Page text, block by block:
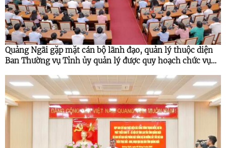
Quảng Ngãi gặp mặt cán bộ lãnh đạo, quản lý thuộc diện
Ban Thường vụ Tỉnh ủy quản lý được quy hoạch chức vụ